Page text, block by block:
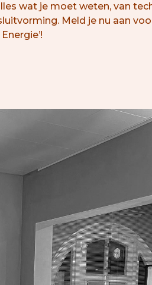
wat je moet weten, van
Meld je nu aan